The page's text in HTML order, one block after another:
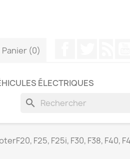
Panier (0)
ÉLECTRIQUES
search
F25, F25i, F30, F38, F40,